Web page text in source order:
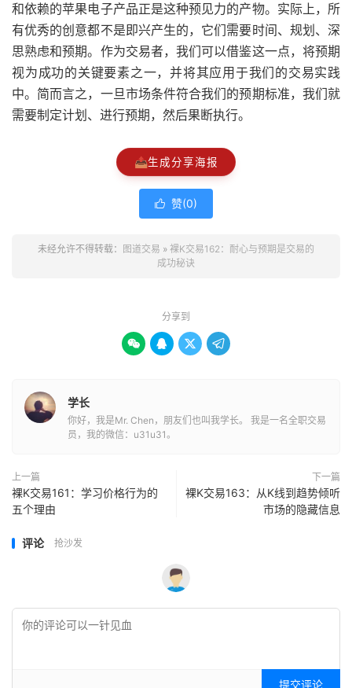
和依赖的苹果电子产品正是这种预见力的产物。实际上，所
有优秀的创意都不是即兴产生的，它们需要时间、规划、深
思熟虑和预期。作为交易者，我们可以借鉴这一点，将预期
视为成功的关键要素之一，并将其应用于我们的交易实践
中。简而言之，一旦市场条件符合我们的预期标准，我们就
需要制定计划、进行预期，然后果断执行。
📤生成分享海报
 赞(0)
未经允许不得转载： 图道交易 » 裸K交易162：耐心与预期是交易的
成功秘诀
分享到
   
学长
你好，我是Mr. Chen，朋友们也叫我学长。 我是一名全职交易
员，我的微信：u31u31。
上一篇
裸K交易161：学习价格行为的
五个理由
下一篇
裸K交易163：从K线到趋势倾听
市场的隐藏信息
评论 抢沙发
提交评论